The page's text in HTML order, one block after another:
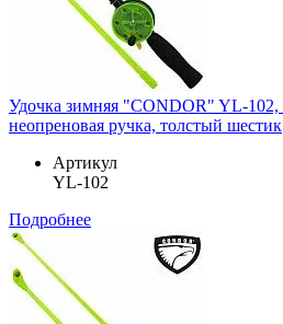
Удочка зимняя "CONDOR" YL-102,
неопреновая ручка, толстый шестик
Артикул
YL-102
Подробнее